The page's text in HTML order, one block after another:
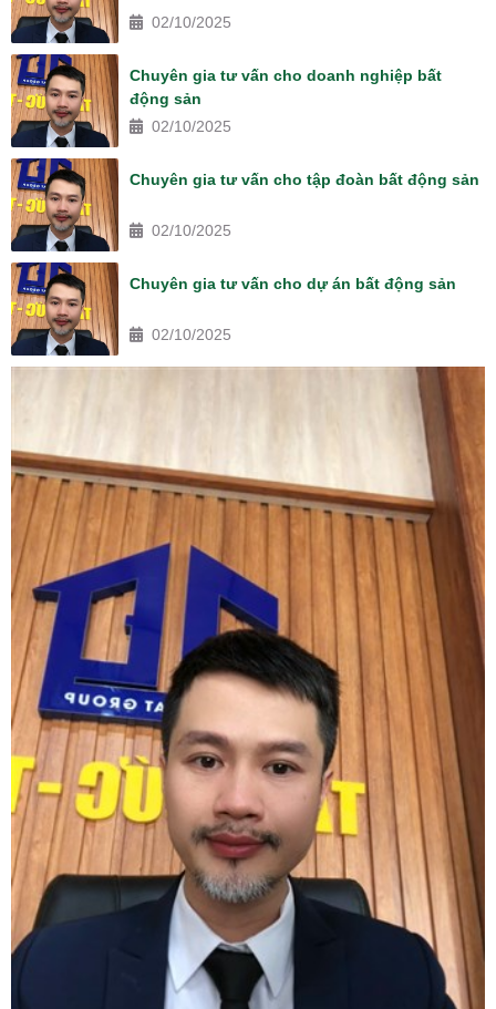
02/10/2025
Chuyên gia tư vấn cho doanh nghiệp bất
động sản
02/10/2025
Chuyên gia tư vấn cho tập đoàn bất động sản
02/10/2025
Chuyên gia tư vấn cho dự án bất động sản
02/10/2025